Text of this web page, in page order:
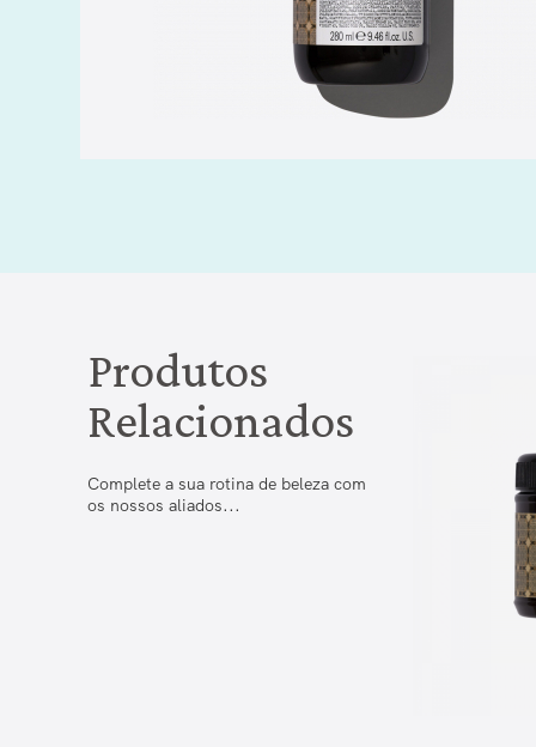
Produtos
Relacionados
Complete a sua rotina de beleza com
os nossos aliados...